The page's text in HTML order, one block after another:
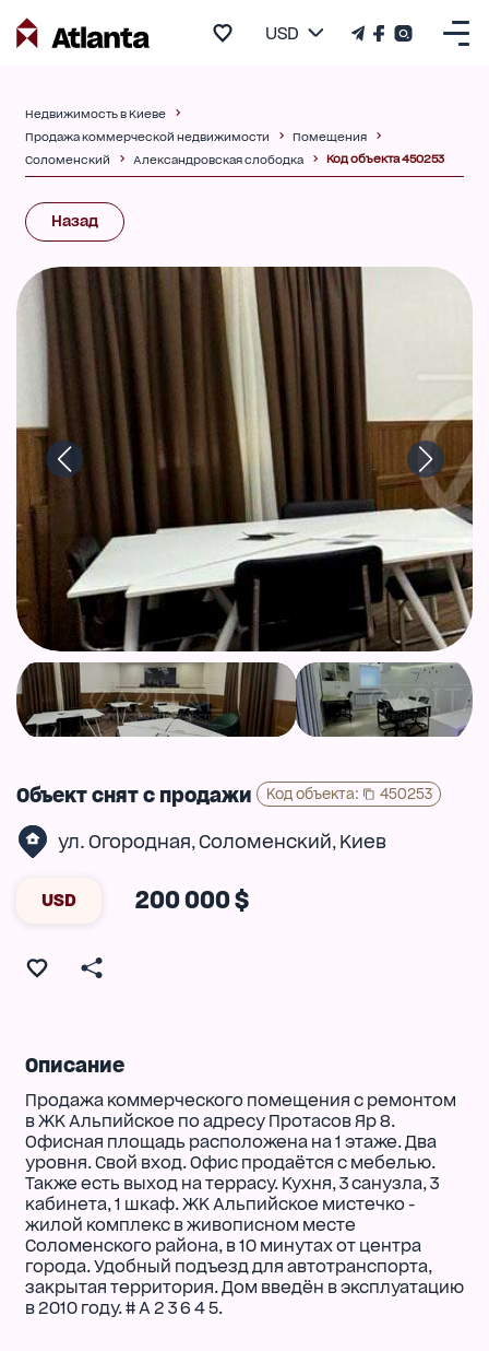
USD
Недвижимость в Киеве
Продажа коммерческой недвижимости
Помещения
Соломенский
Александровская слободка Код объекта 450253
Назад
Объект снят с продажи Код объекта: 450253
ул. Огородная, Соломенский, Киев
USD 200 000 $
Описание
Продажа коммерческого помещения с ремонтом
в ЖК Альпийское по адресу Протасов Яр 8.
Офисная площадь расположена на 1 этаже. Два
уровня. Свой вход. Офис продаётся с мебелью.
Также есть выход на террасу. Кухня, 3 санузла, 3
кабинета, 1 шкаф. ЖК Альпийское мистечко -
жилой комплекс в живописном месте
Соломенского района, в 10 минутах от центра
города. Удобный подъезд для автотранспорта,
закрытая территория. Дом введён в эксплуатацию
в 2010 году. # A 2 3 6 4 5.